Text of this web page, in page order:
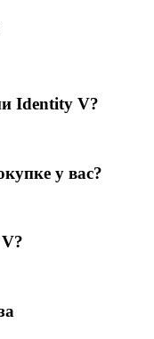
Identity V?
у вас?